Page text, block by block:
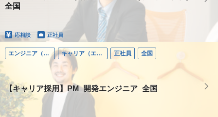
全国
応相談 正社員
エンジニア（リーダーポジション） キャリア（エンジニア） 正社員 全国
【キャリア採用】PM_開発エンジニア_全国